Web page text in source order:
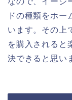
ドの種類をホー
います。その上
を購入されると
決できると思い